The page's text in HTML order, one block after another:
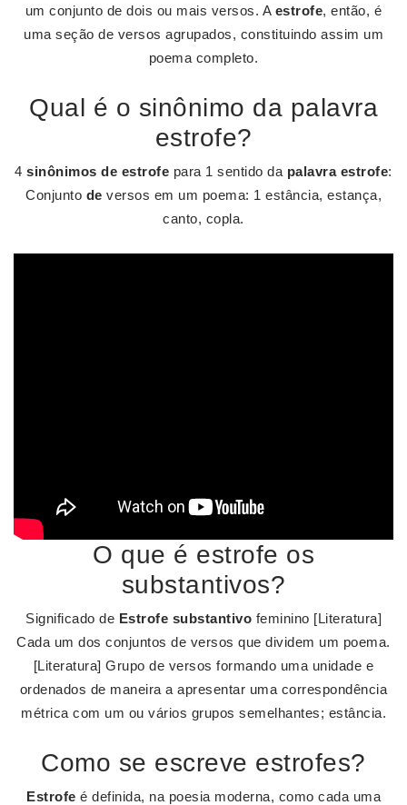
um conjunto de dois ou mais versos. A estrofe, então, é
uma seção de versos agrupados, constituindo assim um
poema completo.
Qual é o sinônimo da palavra
estrofe?
4sinônimos de estrofe para 1 sentido da palavra estrofe:
Conjunto de versos em um poema: 1 estância, estança,
canto, copla.
O que é estrofe os
substantivos?
Significado de Estrofe substantivo feminino [Literatura]
Cada um dos conjuntos de versos que dividem um poema.
[Literatura] Grupo de versos formando uma unidade e
ordenados de maneira a apresentar uma correspondência
métrica com um ou vários grupos semelhantes; estância.
Como se escreve estrofes?
Estrofe é definida, na poesia moderna, como cada uma